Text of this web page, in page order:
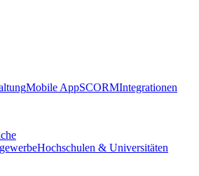
Mobile AppSCORMIntegrationen
Hochschulen & Universitäten